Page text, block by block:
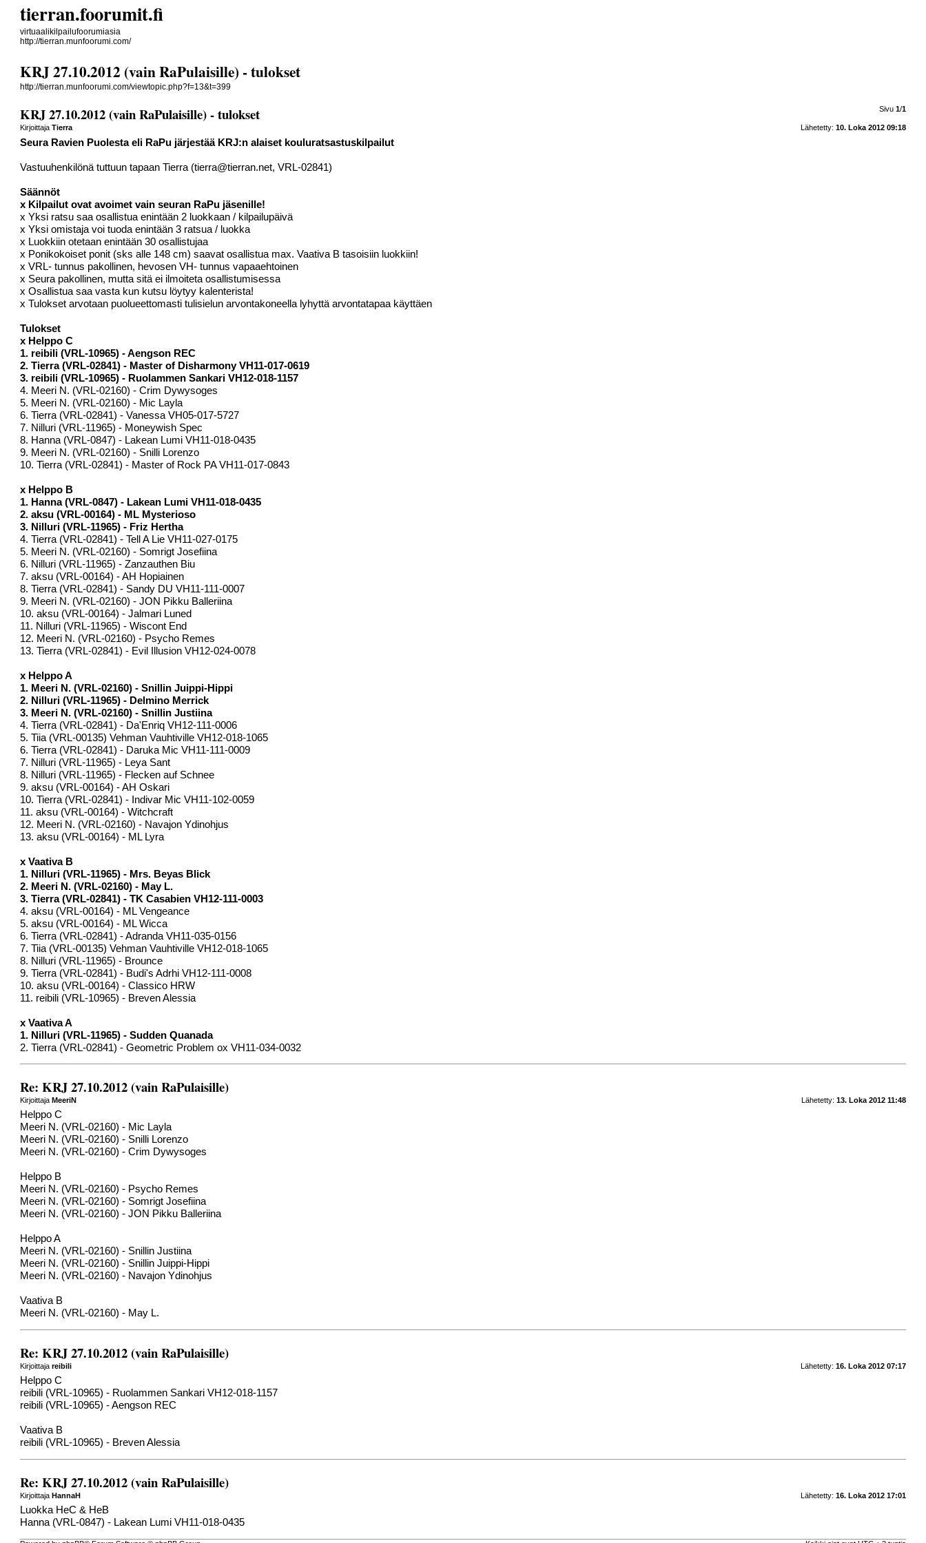
tierran.foorumit.fi
virtuaalikilpailufoorumiasia
http://tierran.munfoorumi.com/
KRJ 27.10.2012 (vain RaPulaisille) - tulokset
http://tierran.munfoorumi.com/viewtopic.php?f=13&t=399
Sivu 1/1
KRJ 27.10.2012 (vain RaPulaisille) - tulokset
Lähetetty: 10. Loka 2012 09:18
KirjoittajaTierra
Seura Ravien Puolesta eli RaPu järjestää KRJ:n alaiset kouluratsastuskilpailut
Vastuuhenkilönä tuttuun tapaan Tierra (tierra@tierran.net, VRL-02841)
Säännöt
x Kilpailut ovat avoimet vain seuran RaPu jäsenille!
x Yksi ratsu saa osallistua enintään 2 luokkaan / kilpailupäivä
x Yksi omistaja voi tuoda enintään 3 ratsua / luokka
x Luokkiin otetaan enintään 30 osallistujaa
x Ponikokoiset ponit (sks alle 148 cm) saavat osallistua max. Vaativa B tasoisiin luokkiin!
x VRL- tunnus pakollinen, hevosen VH- tunnus vapaaehtoinen
x Seura pakollinen, mutta sitä ei ilmoiteta osallistumisessa
x Osallistua saa vasta kun kutsu löytyy kalenterista!
x Tulokset arvotaan puolueettomasti tulisielun arvontakoneella lyhyttä arvontatapaa käyttäen
Tulokset
x Helppo C
1. reibili (VRL-10965) - Aengson REC
2. Tierra (VRL-02841) - Master of Disharmony VH11-017-0619
3. reibili (VRL-10965) - Ruolammen Sankari VH12-018-1157
4. Meeri N. (VRL-02160) - Crim Dywysoges
5. Meeri N. (VRL-02160) - Mic Layla
6. Tierra (VRL-02841) - Vanessa VH05-017-5727
7. Nilluri (VRL-11965) - Moneywish Spec
8. Hanna (VRL-0847) - Lakean Lumi VH11-018-0435
9. Meeri N. (VRL-02160) - Snilli Lorenzo
10. Tierra (VRL-02841) - Master of Rock PA VH11-017-0843
x Helppo B
1. Hanna (VRL-0847) - Lakean Lumi VH11-018-0435
2. aksu (VRL-00164) - ML Mysterioso
3. Nilluri (VRL-11965) - Friz Hertha
4. Tierra (VRL-02841) - Tell A Lie VH11-027-0175
5. Meeri N. (VRL-02160) - Somrigt Josefiina
6. Nilluri (VRL-11965) - Zanzauthen Biu
7. aksu (VRL-00164) - AH Hopiainen
8. Tierra (VRL-02841) - Sandy DU VH11-111-0007
9. Meeri N. (VRL-02160) - JON Pikku Balleriina
10. aksu (VRL-00164) - Jalmari Luned
11. Nilluri (VRL-11965) - Wiscont End
12. Meeri N. (VRL-02160) - Psycho Remes
13. Tierra (VRL-02841) - Evil Illusion VH12-024-0078
x Helppo A
1. Meeri N. (VRL-02160) - Snillin Juippi-Hippi
2. Nilluri (VRL-11965) - Delmino Merrick
3. Meeri N. (VRL-02160) - Snillin Justiina
4. Tierra (VRL-02841) - Da'Enriq VH12-111-0006
5. Tiia (VRL-00135) Vehman Vauhtiville VH12-018-1065
6. Tierra (VRL-02841) - Daruka Mic VH11-111-0009
7. Nilluri (VRL-11965) - Leya Sant
8. Nilluri (VRL-11965) - Flecken auf Schnee
9. aksu (VRL-00164) - AH Oskari
10. Tierra (VRL-02841) - Indivar Mic VH11-102-0059
11. aksu (VRL-00164) - Witchcraft
12. Meeri N. (VRL-02160) - Navajon Ydinohjus
13. aksu (VRL-00164) - ML Lyra
x Vaativa B
1. Nilluri (VRL-11965) - Mrs. Beyas Blick
2. Meeri N. (VRL-02160) - May L.
3. Tierra (VRL-02841) - TK Casabien VH12-111-0003
4. aksu (VRL-00164) - ML Vengeance
5. aksu (VRL-00164) - ML Wicca
6. Tierra (VRL-02841) - Adranda VH11-035-0156
7. Tiia (VRL-00135) Vehman Vauhtiville VH12-018-1065
8. Nilluri (VRL-11965) - Brounce
9. Tierra (VRL-02841) - Budi's Adrhi VH12-111-0008
10. aksu (VRL-00164) - Classico HRW
11. reibili (VRL-10965) - Breven Alessia
x Vaativa A
1. Nilluri (VRL-11965) - Sudden Quanada
2. Tierra (VRL-02841) - Geometric Problem ox VH11-034-0032
Re: KRJ 27.10.2012 (vain RaPulaisille)
Lähetetty: 13. Loka 2012 11:48
KirjoittajaMeeriN
Helppo C
Meeri N. (VRL-02160) - Mic Layla
Meeri N. (VRL-02160) - Snilli Lorenzo
Meeri N. (VRL-02160) - Crim Dywysoges
Helppo B
Meeri N. (VRL-02160) - Psycho Remes
Meeri N. (VRL-02160) - Somrigt Josefiina
Meeri N. (VRL-02160) - JON Pikku Balleriina
Helppo A
Meeri N. (VRL-02160) - Snillin Justiina
Meeri N. (VRL-02160) - Snillin Juippi-Hippi
Meeri N. (VRL-02160) - Navajon Ydinohjus
Vaativa B
Meeri N. (VRL-02160) - May L.
Re: KRJ 27.10.2012 (vain RaPulaisille)
Lähetetty: 16. Loka 2012 07:17
Kirjoittajareibili
Helppo C
reibili (VRL-10965) - Ruolammen Sankari VH12-018-1157
reibili (VRL-10965) - Aengson REC
Vaativa B
reibili (VRL-10965) - Breven Alessia
Re: KRJ 27.10.2012 (vain RaPulaisille)
Lähetetty: 16. Loka 2012 17:01
KirjoittajaHannaH
Luokka HeC & HeB
Hanna (VRL-0847) - Lakean Lumi VH11-018-0435